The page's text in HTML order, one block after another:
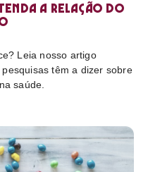
a relação do
Leia nosso artigo
têm a dizer sobre
saúde.